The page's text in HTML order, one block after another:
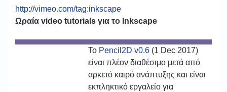
http://vimeo.com/tag:inkscape
Ωραία video tutorials για το Inkscape
Το Pencil2D v0.6 (1 Dec 2017)
είναι πλέον διαθέσιμο μετά από
αρκετό καιρό ανάπτυξης και είναι
εκπληκτικό εργαλείο για